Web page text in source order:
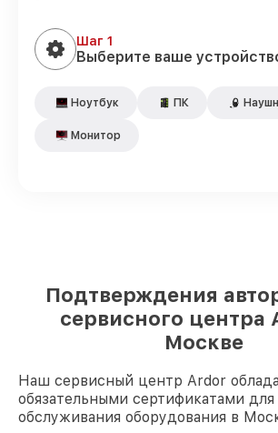
Шаг 1
Выберите ваше
Ноутбук ПК
Монитор
Подтверждения
сервисного центра
Москве
Наш сервисный центр Ardor
обязательными сертификатами для
обслуживания оборудования в